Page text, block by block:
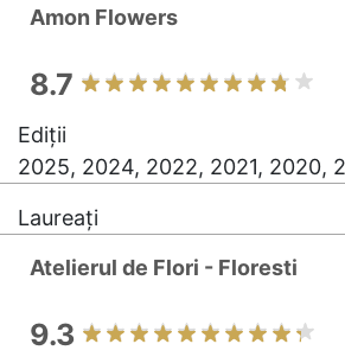
Amon Flowers
8.7
Ediții
2025, 2024, 2022, 2021, 2020,
Laureați
Atelierul de Flori - Floresti
9.3